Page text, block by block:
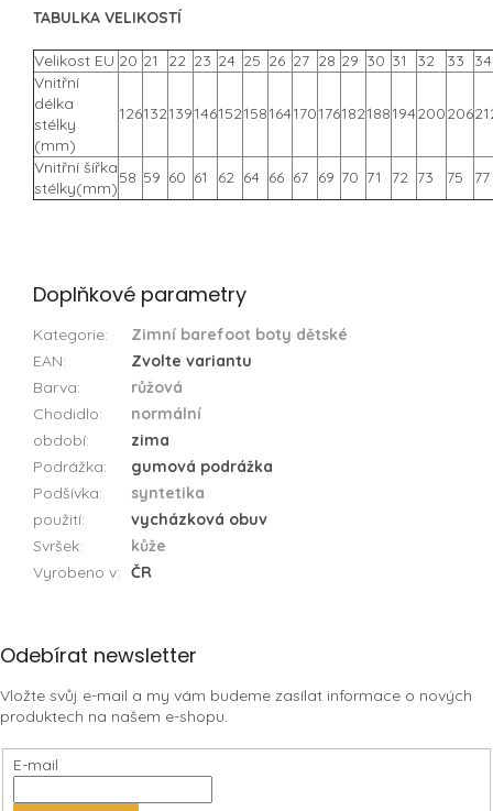
TABULKA VELIKOSTÍ
Velikost EU 20 21 22 23 24 25 26 27 28 29 30 31 32 33
34
Vnitřní
délka
stélky
(mm)
126132139146152158164170176182188194200206
Vnitřní šířka
stélky(mm)
58 59 60 61 62 64 66 67 69 70 71 72 73 75 77
Doplňkové parametry
Kategorie:
Zimní barefoot boty dětské
EAN:
Zvolte variantu
Barva:
růžová
Chodidlo:
normální
období:
zima
Podrážka:
gumová podrážka
Podšívka:
syntetika
použití:
vycházková obuv
Svršek:
kůže
Vyrobeno v: ČR
Z
p
a
t
Odebírat newsletter
Vložte svůj e-mail a my vám budeme zasílat informace o nových
produktech na našem e-shopu.
E-mail